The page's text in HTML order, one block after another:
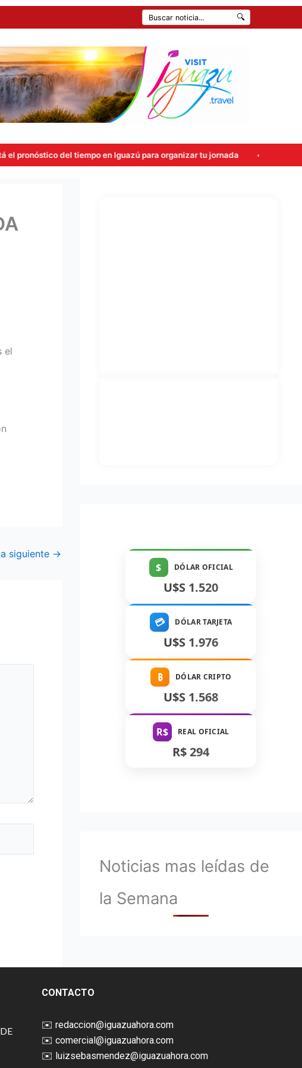
🔍
tiempo en Iguazú para organizar tu jornada Atropellaron un
el
siguiente →
$ DÓLAR OFICIAL
U$S 1.520
💳 DÓLAR TARJETA
U$S 1.976
₿ DÓLAR CRIPTO
U$S 1.568
R$ REAL OFICIAL
R$ 294
Noticias mas leídas de
la Semana
CONTACTO
✉️ redaccion@iguazuahora.com
✉️ comercial@iguazuahora.com
✉️ luizsebasmendez@iguazuahora.com